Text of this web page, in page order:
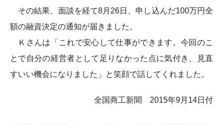
その結果、面談を経て8月26日、申し込んだ100万円全
額の融資決定の通知が届きました。
Ｋさんは「これで安心して仕事ができます。今回のこ
とで自分の経営者として足りなかった点に気付き、見直
すいい機会になりました」と笑顔で話してくれました。
全国商工新聞 2015年9月14日付